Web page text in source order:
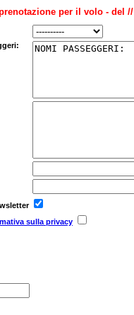
per il volo - del //
sulla privacy